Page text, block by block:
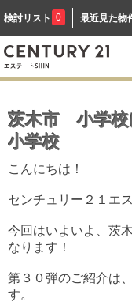
検討リスト 0 最近見た物
茨木市 小学
小学校
こんにちは！
センチュリー２１エ
今回はいよいよ、茨
なります！
第３０弾のご紹介は
す。